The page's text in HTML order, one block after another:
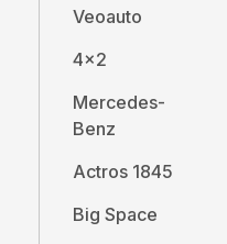
Veoauto
4x2
Mercedes-
Benz
Actros 1845
Big Space